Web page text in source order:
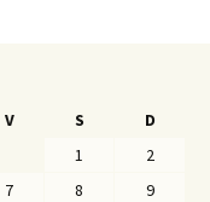
V S
D
1
2
7 8
9